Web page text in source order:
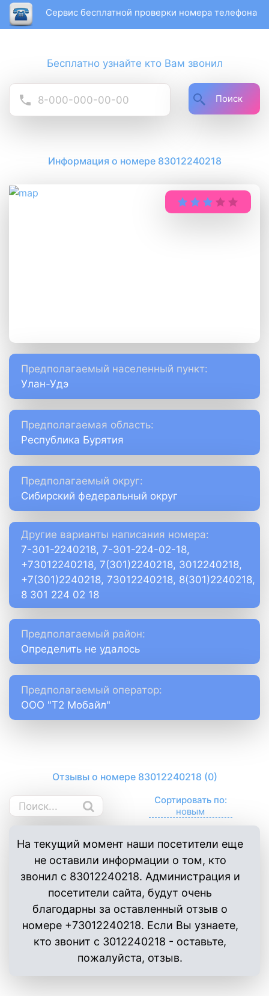
Сервис бесплатной проверки номера телефона
Бесплатно узнайте кто Вам звонил
Поиск
Информация о номере 83012240218
Предполагаемый населенный пункт:
Улан-Удэ
Предполагаемая область:
Республика Бурятия
Предполагаемый округ:
Сибирский федеральный округ
Другие варианты написания номера:
7-301-2240218, 7-301-224-02-18,
+73012240218, 7(301)2240218, 3012240218,
+7(301)2240218, 73012240218, 8(301)2240218,
8 301 224 02 18
Предполагаемый район:
Определить не удалось
Предполагаемый оператор:
ООО "Т2 Мобайл"
Отзывы о номере 83012240218 (0)
Сортировать по:
На текущий момент наши посетители еще
не оставили информации о том, кто
звонил с 83012240218. Администрация и
посетители сайта, будут очень
благодарны за оставленный отзыв о
номере +73012240218. Если Вы узнаете,
кто звонит с 3012240218 - оставьте,
пожалуйста, отзыв.